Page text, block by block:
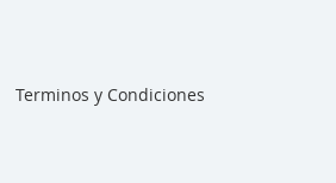
Terminos y Condiciones